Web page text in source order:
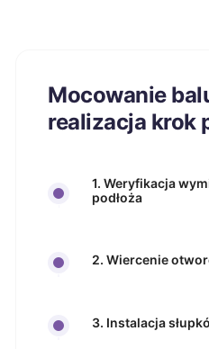
Mocowanie
realizacja krok
1. Weryfikacja
podłoża
2. Wiercenie
3. Instalacja